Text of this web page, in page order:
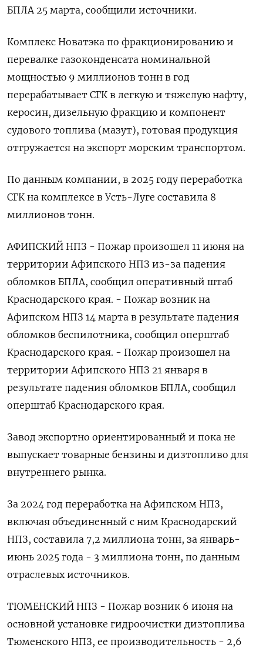
БПЛА 25 марта, сообщили источники.
Комплекс Новатэка по фракционированию и
перевалке газоконденсата номинальной
мощностью 9 миллионов тонн в год
перерабатывает СГК в легкую и тяжелую нафту,
керосин, дизельную фракцию и компонент
судового топлива (мазут), готовая продукция
отгружается на экспорт морским транспортом.
По данным компании, в 2025 году переработка
СГК на комплексе в Усть-Луге составила 8
миллионов тонн.
АФИПСКИЙ НПЗ - Пожар произошел 11 июня на
территории Афипского НПЗ из-за падения
обломков БПЛА, сообщил оперативный штаб
Краснодарского края. - Пожар возник на
Афипском НПЗ 14 марта в результате падения
обломков беспилотника, сообщил оперштаб
Краснодарского края. - Пожар произошел на
территории Афипского НПЗ 21 января в
результате падения обломков БПЛА, сообщил
оперштаб Краснодарского края.
Завод экспортно ориентированный и пока не
выпускает товарные бензины и дизтопливо для
внутреннего рынка.
За 2024 год переработка на Афипском НПЗ,
включая объединенный с ним Краснодарский
НПЗ, составила 7,2 миллиона тонн, за январь-
июнь 2025 года - 3 миллиона тонн, по данным
отраслевых источников.
ТЮМЕНСКИЙ НПЗ - Пожар возник 6 июня на
основной установке гидроочистки дизтоплива
Тюменского НПЗ, ее производительность - 2,6